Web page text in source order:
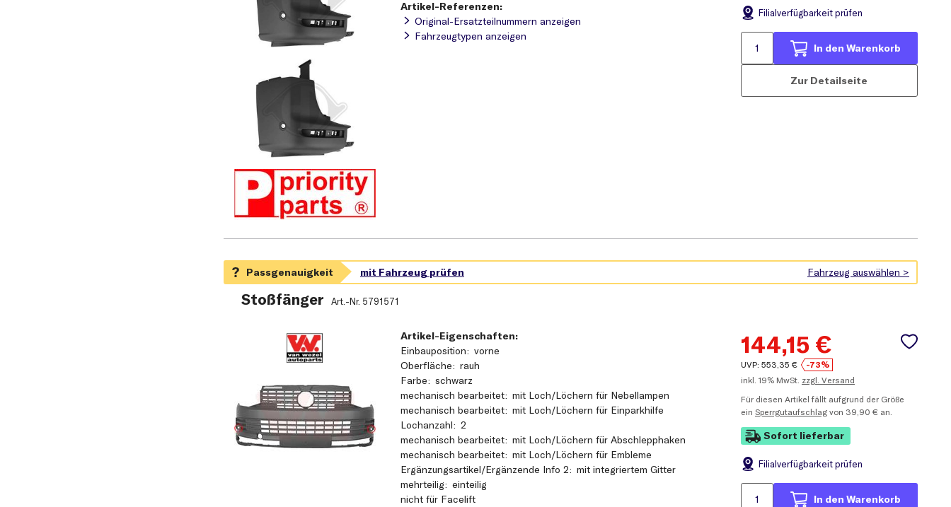
Filialverfügbarkeit prüfen
In den Warenkorb
Zur Detailseite
Artikel-Referenzen:
Original-Ersatzteilnummern anzeigen
Fahrzeugtypen anzeigen
Stoßfänger Art.-Nr. 5791571
144,15€
UVP: 553,35 €
-73%
inkl. 19% MwSt. zzgl. Versand
Für diesen Artikel fällt aufgrund der Größe
ein Sperrgutaufschlagvon 39,90 € an.
Sofort lieferbar
Filialverfügbarkeit prüfen
In den Warenkorb
Artikel-Eigenschaften:
Einbauposition vorne
Oberfläche rauh
Farbe schwarz
mechanisch bearbeitet mit Loch/Löchern für Nebellampen
mechanisch bearbeitet mit Loch/Löchern für Einparkhilfe
Lochanzahl 2
mechanisch bearbeitet mit Loch/Löchern für Abschlepphaken
mechanisch bearbeitet mit Loch/Löchern für Embleme
Ergänzungsartikel/Ergänzende Info 2 mit integriertem Gitter
mehrteilig einteilig
nicht für Facelift